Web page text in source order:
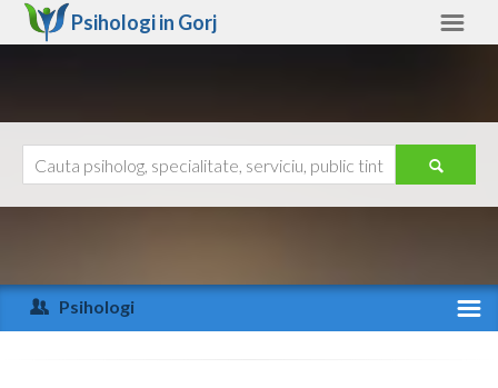
Psihologi in Gorj
Arad
Arges
Ajutor
Psihologi